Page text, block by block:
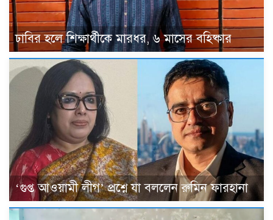
ঢাবির হলে শিক্ষার্থীকে মারধর, ৬ মাসের বহিষ্কার
‘গুপ্ত আওয়ামী লীগ’ প্রশ্নে যা বললেন রুমিন ফারহানা